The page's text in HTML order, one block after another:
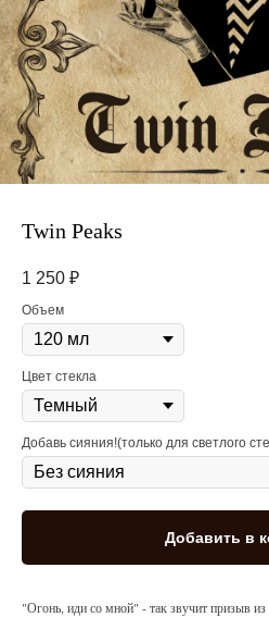
Twin Peaks
1 250 ₽
Объем
Цвет стекла
Добавь сияния!(только для светлого
Добавить в
"Огонь, иди со мной" - так звучит призыв из